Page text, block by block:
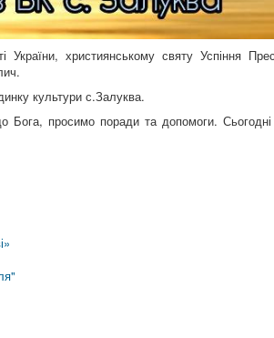
України, християнському святу Успіння
культури с.Залуква.
просимо поради та допомоги.